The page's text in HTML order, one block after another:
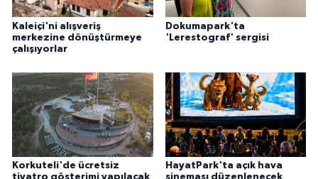
Kaleiçi'ni alışveriş
merkezine dönüştürmeye
çalışıyorlar
Dokumapark'ta
'Lerestograf' sergisi
Korkuteli'de ücretsiz
HayatPark'ta açık hava